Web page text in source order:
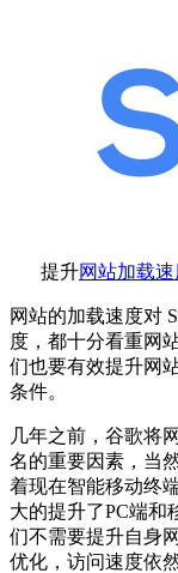
提升网站加载
网站的加载速度对
度，都十分看重网
们也要有效提升网
条件。
几年之前，谷歌将
名的重要因素，当
着现在智能移动终
大的提升了PC端和
们不需要提升自身
优化，访问速度依